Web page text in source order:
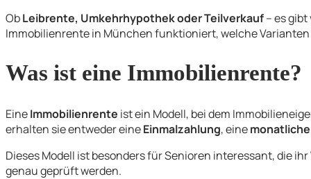
ObLeibrente, Umkehrhypothek oder Teilverkauf– es
Immobilienrente in München funktioniert, welche
Was ist eine Immobilienrente?
EineImmobilienrente ist ein Modell, bei dem
erhalten sie entweder eineEinmalzahlung, eine
Dieses Modell ist besonders für Senioren interessant, die
genau geprüft werden.